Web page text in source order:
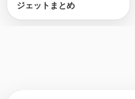
ジェットまとめ